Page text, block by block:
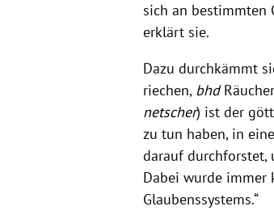
sich an bestimmten
erklärt sie.
Dazu durchkämmt
riechen, bhd
netscher) ist der
zu tun haben, in
darauf durchforstet,
Dabei wurde immer
Glaubenssystems.“